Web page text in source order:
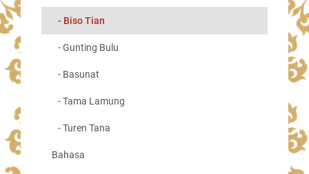
- Biso Tian
- Gunting Bulu
- Basunat
- Tama Lamung
- Turen Tana
Bahasa